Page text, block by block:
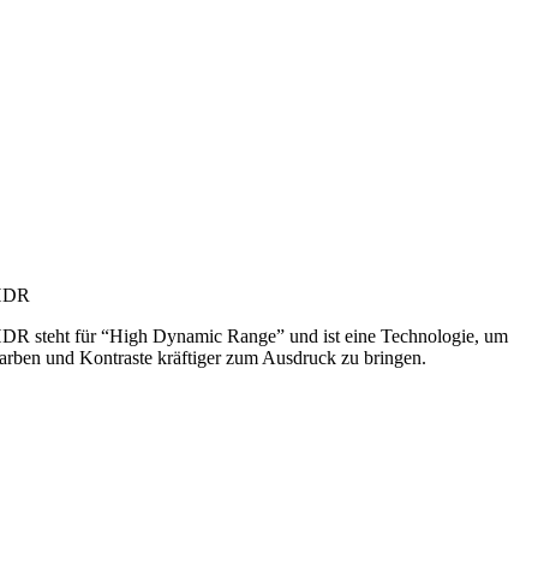
steht für “High Dynamic Range” und ist eine Technologie, um
und Kontraste kräftiger zum Ausdruck zu bringen.